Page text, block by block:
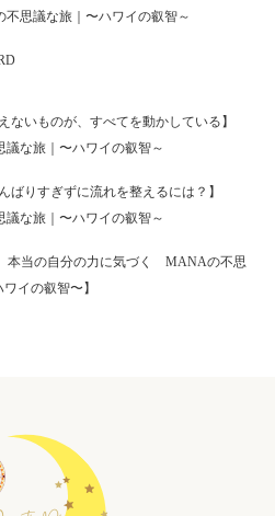
思議な旅｜〜ハワイの叡智～
ないものが、すべてを動かしている】
な旅｜〜ハワイの叡智～
ばりすぎずに流れを整えるには？】
な旅｜〜ハワイの叡智～
本当の自分の力に気づく MANAの不思
ワイの叡智〜】